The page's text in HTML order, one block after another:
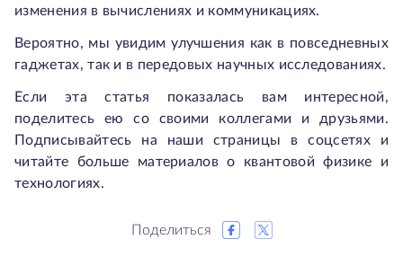
изменения в вычислениях и коммуникациях.
Вероятно, мы увидим улучшения как в повседневных
гаджетах, так и в передовых научных исследованиях.
Если эта статья показалась вам интересной,
поделитесь ею со своими коллегами и друзьями.
Подписывайтесь на наши страницы в соцсетях и
читайте больше материалов о квантовой физике и
технологиях.
Поделиться